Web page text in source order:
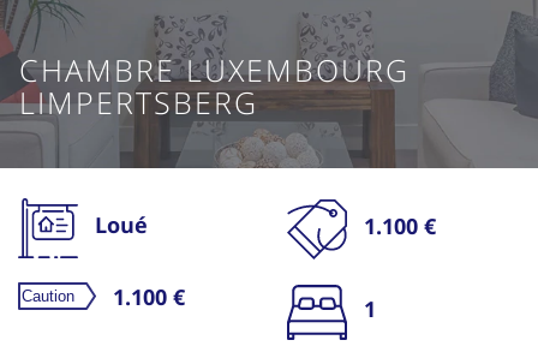
CHAMBRE LUXEMBOURG
LIMPERTSBERG
Loué 1.100 €
1.100 € 1